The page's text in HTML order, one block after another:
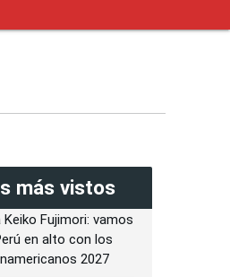
más vistos
Fujimori: vamos
en alto con los
2027